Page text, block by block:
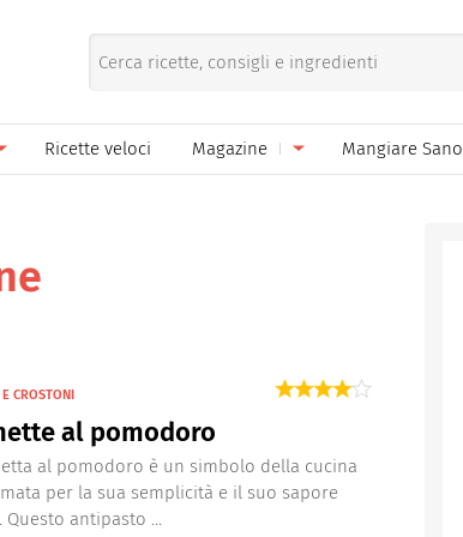
Conserve
Ricette di base
Bevande
Papà
Ricette veloci Magazine Mangiare Sano
CROSTONI
al pomodoro
al pomodoro è un simbolo della cucina
per la sua semplicità e il suo sapore
Questo antipasto ...